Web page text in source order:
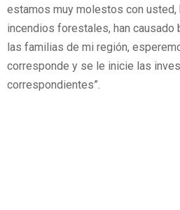
estamos muy molestos con
incendios forestales, han causado
las familias de mi región,
corresponde y se le inicie las
correspondientes”.